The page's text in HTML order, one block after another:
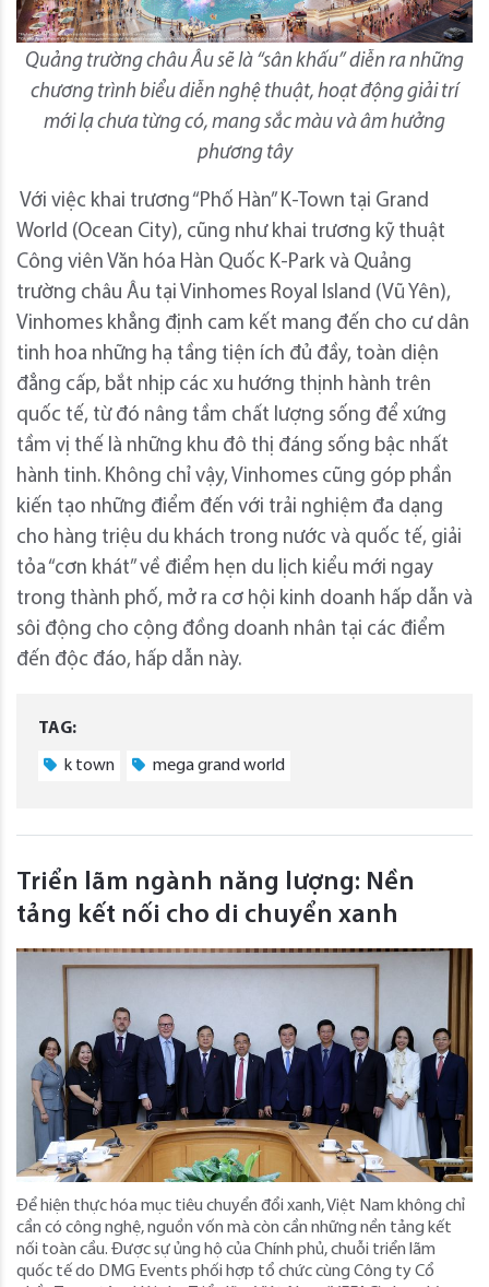
Quảng trường châu Âu sẽ là “sân khấu” diễn ra những
chương trình biểu diễn nghệ thuật, hoạt động giải trí
mới lạ chưa từng có, mang sắc màu và âm hưởng
phương tây
Với việc khai trương “Phố Hàn” K-Town tại Grand
World (Ocean City), cũng như khai trương kỹ thuật
Công viên Văn hóa Hàn Quốc K-Park và Quảng
trường châu Âu tại Vinhomes Royal Island (Vũ Yên),
Vinhomes khẳng định cam kết mang đến cho cư dân
tinh hoa những hạ tầng tiện ích đủ đầy, toàn diện
đẳng cấp, bắt nhịp các xu hướng thịnh hành trên
quốc tế, từ đó nâng tầm chất lượng sống để xứng
tầm vị thế là những khu đô thị đáng sống bậc nhất
hành tinh. Không chỉ vậy, Vinhomes cũng góp phần
kiến tạo những điểm đến với trải nghiệm đa dạng
cho hàng triệu du khách trong nước và quốc tế, giải
tỏa “cơn khát” về điểm hẹn du lịch kiểu mới ngay
trong thành phố, mở ra cơ hội kinh doanh hấp dẫn và
sôi động cho cộng đồng doanh nhân tại các điểm
đến độc đáo, hấp dẫn này.
TAG:
k town mega grand world
Triển lãm ngành năng lượng: Nền
tảng kết nối cho di chuyển xanh
Để hiện thực hóa mục tiêu chuyển đổi xanh, Việt Nam không chỉ
cần có công nghệ, nguồn vốn mà còn cần những nền tảng kết
nối toàn cầu. Được sự ủng hộ của Chính phủ, chuỗi triển lãm
quốc tế do DMG Events phối hợp tổ chức cùng Công ty Cổ